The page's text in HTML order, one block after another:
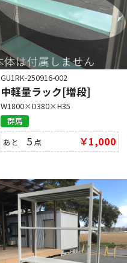
GU1RK-250916-002
中軽量ラック[増段]
W1800×D380×H35
群馬
あと 5 点 ￥1,000